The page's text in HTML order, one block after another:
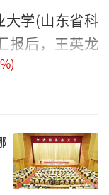
大学(山东省科
报后，王英龙
提升菏泽校
特色产业体
应行业和地方
用型人才培养
设计，建立优
%)